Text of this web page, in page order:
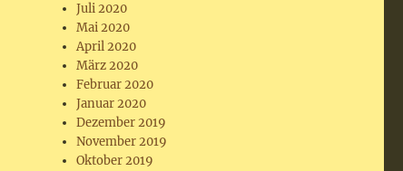
Juli 2020
Mai 2020
April 2020
März 2020
Februar 2020
Januar 2020
Dezember 2019
November 2019
Oktober 2019